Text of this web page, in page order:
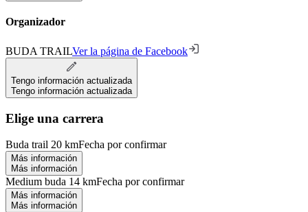
Organizador
BUDA TRAILVer la página de Facebook
Tengo información actualizada
Tengo información actualizada
Elige una carrera
Buda trail 20 kmFecha por confirmar
Más información
Más información
Medium buda 14 kmFecha por confirmar
Más información
Más información